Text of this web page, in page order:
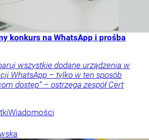
konkurs na WhatsApp i prośba
wszystkie dodane urządzenia w
WhatsApp – tylko w ten sposób
dostęp” – ostrzega zespół Cert
Wiadomości